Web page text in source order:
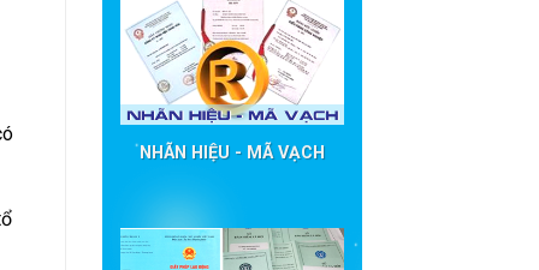
NHÃN HIỆU - MÃ VẠCH